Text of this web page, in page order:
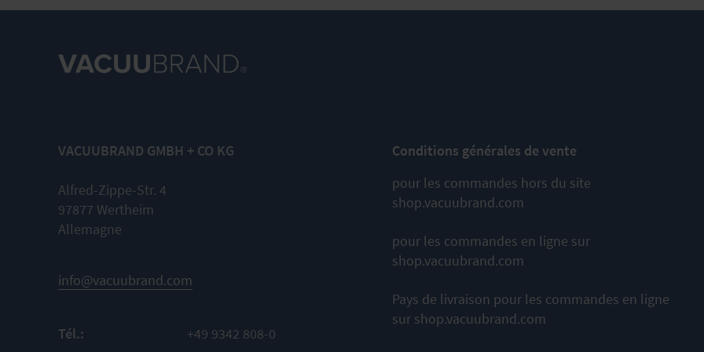
VACUUBRAND GMBH + CO KG
Alfred-Zippe-Str. 4
97877 Wertheim
Allemagne
info@vacuubrand.com
Tél.:
+49 9342 808-0
Conditions générales de vente
pour les commandes hors du site
shop.vacuubrand.com
pour les commandes en ligne sur
shop.vacuubrand.com
Pays de livraison pour les commandes en ligne
sur shop.vacuubrand.com